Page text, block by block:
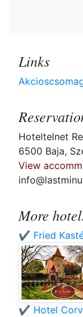
Links
Hoteltelnet
6500 Baja,
View
More
✔️ Fried
✔️ Hotel